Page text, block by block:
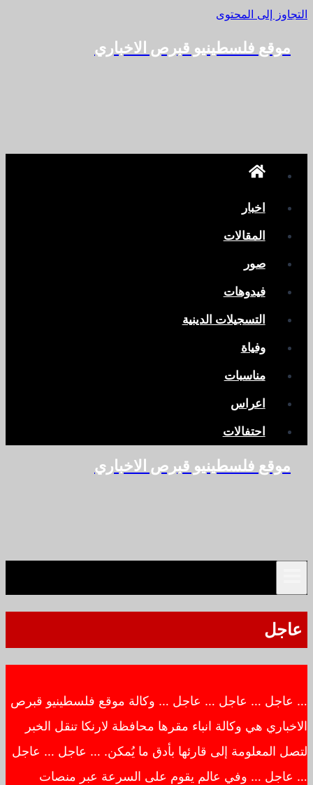
التجاوز إلى المحتوى
موقع فلسطينيو قبرص الاخباري
اخبار
المقالات
صور
فيدوهات
التسجيلات الدينية
وفياة
مناسبات
اعراس
احتفالات
موقع فلسطينيو قبرص الاخباري
عاجل
… عاجل … عاجل … عاجل … وكالة موقع فلسطينيو قبرص
الاخباري هي وكالة انباء مقرها محافظة لارنكا تنقل الخبر
لتصل المعلومة إلى قارئها بأدق ما يُمكن. … عاجل … عاجل
… عاجل … وفي عالم يقوم على السرعة عبر منصات